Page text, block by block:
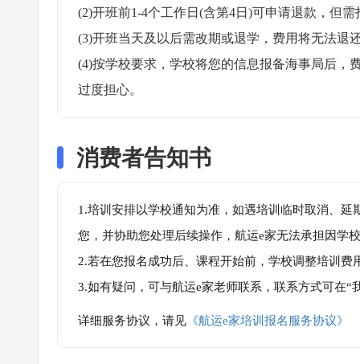
(2)开班前1-4个工作日(含第4日)可申请退款，但
(3)开班当天及以后需改期或退学，费用将无法退
(4)按学校要求，学校将您的信息报备海事局后，
过度担心。
消费者告知书
1.培训安排以学校通知为准，如遇培训临时取消、
您，并协助您处理后续操作，航运e家无法承担因学
2.若在您报名成功后、课程开始前，学校调整培训
3.如有疑问，可与航运e家老师联系，联系方式可在
详细服务协议，请见 《航运e家培训报名服务协议》